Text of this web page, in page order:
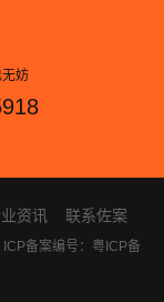
妨
资讯 联系佐案
ICP备案编号：粤ICP备